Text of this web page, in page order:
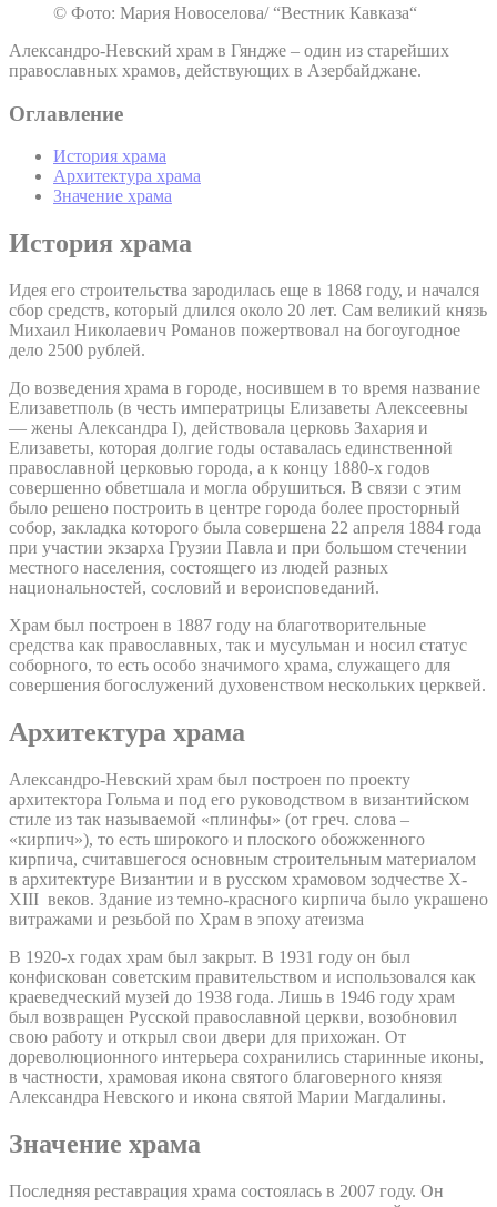
© Фото: Мария Новоселова/ “Вестник Кавказа“
Александро-Невский храм в Гяндже – один из старейших
православных храмов, действующих в Азербайджане.
Оглавление
История храма
Архитектура храма
Значение храма
История храма
Идея его строительства зародилась еще в 1868 году, и начался
сбор средств, который длился около 20 лет. Сам великий князь
Михаил Николаевич Романов пожертвовал на богоугодное
дело 2500 рублей.
До возведения храма в городе, носившем в то время название
Елизаветполь (в честь императрицы Елизаветы Алексеевны
— жены Александра I), действовала церковь Захария и
Елизаветы, которая долгие годы оставалась единственной
православной церковью города, а к концу 1880-х годов
совершенно обветшала и могла обрушиться. В связи с этим
было решено построить в центре города более просторный
собор, закладка которого была совершена 22 апреля 1884 года
при участии экзарха Грузии Павла и при большом стечении
местного населения, состоящего из людей разных
национальностей, сословий и вероисповеданий.
Храм был построен в 1887 году на благотворительные
средства как православных, так и мусульман и носил статус
соборного, то есть особо значимого храма, служащего для
совершения богослужений духовенством нескольких церквей.
Архитектура храма
Александро-Невский храм был построен по проекту
архитектора Гольма и под его руководством в византийском
стиле из так называемой «плинфы» (от греч. слова –
«кирпич»), то есть широкого и плоского обожженного
кирпича, считавшегося основным строительным материалом
в архитектуре Византии и в русском храмовом зодчестве X-
XIII веков. Здание из темно-красного кирпича было украшено
витражами и резьбой по Храм в эпоху атеизма
В 1920-х годах храм был закрыт. В 1931 году он был
конфискован советским правительством и использовался как
краеведческий музей до 1938 года. Лишь в 1946 году храм
был возвращен Русской православной церкви, возобновил
свою работу и открыл свои двери для прихожан. От
дореволюционного интерьера сохранились старинные иконы,
в частности, храмовая икона святого благоверного князя
Александра Невского и икона святой Марии Магдалины.
Значение храма
Последняя реставрация храма состоялась в 2007 году. Он